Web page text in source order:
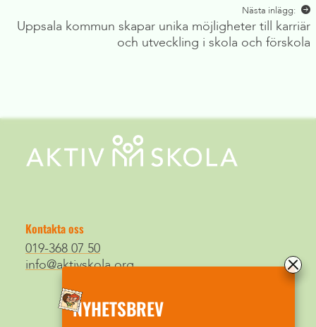
Nästa inlägg:
Uppsala kommun skapar unika möjligheter till karriär
och utveckling i skola och förskola
Kontakta oss
019-368 07 50
info@aktivskola.org
NYHETSBREV